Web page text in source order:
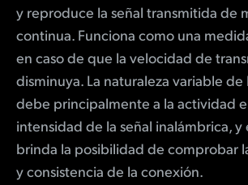
y reproduce la señal transmitida de
continua. Funciona como una
en caso de que la velocidad de
disminuya. La naturaleza variable de
debe principalmente a la actividad
intensidad de la señal inalámbrica,
brinda la posibilidad de comprobar
y consistencia de la conexión.